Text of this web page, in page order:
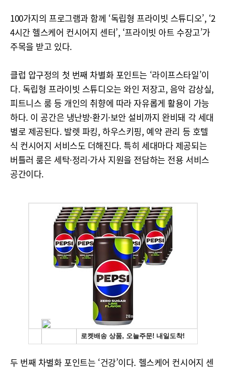
100가지의 프로그램과 함께 ‘독립형 프라이빗 스튜디오’, ‘2
4시간 헬스케어 컨시어지 센터’, ‘프라이빗 아트 수장고’가
주목을 받고 있다.
클럽 압구정의 첫 번째 차별화 포인트는 ‘라이프스타일’이
다. 독립형 프라이빗 스튜디오는 와인 저장고, 음악 감상실,
피트니스 룸 등 개인의 취향에 따라 자유롭게 활용이 가능
하다. 이 공간은 냉난방·환기·보안 설비까지 완비돼 각 세대
별로 제공된다. 발렛 파킹, 하우스키핑, 예약 관리 등 호텔
식 컨시어지 서비스도 더해진다. 특히 세대마다 제공되는
버틀러 룸은 세탁·정리·가사 지원을 전담하는 전용 서비스
공간이다.
두 번째 차별화 포인트는 ‘건강’이다. 헬스케어 컨시어지 센